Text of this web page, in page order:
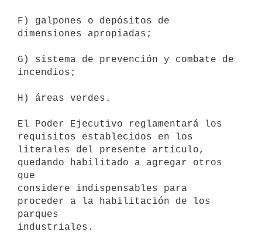
F) galpones o depósitos de
dimensiones apropiadas;
G) sistema de prevención y combate de
incendios;
H) áreas verdes.
El Poder Ejecutivo reglamentará los
requisitos establecidos en los
literales del presente artículo,
quedando habilitado a agregar otros
que
considere indispensables para
proceder a la habilitación de los
parques
industriales.